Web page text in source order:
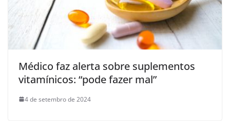
Médico faz alerta sobre suplementos
vitamínicos: “pode fazer mal”
4 de setembro de 2024